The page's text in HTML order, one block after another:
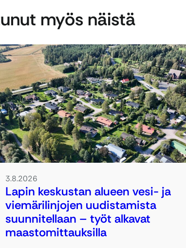
myös näistä
3.8.2026
Lapin keskustan alueen vesi- ja
viemärilinjojen uudistamista
suunnitellaan – työt alkavat
maastomittauksilla